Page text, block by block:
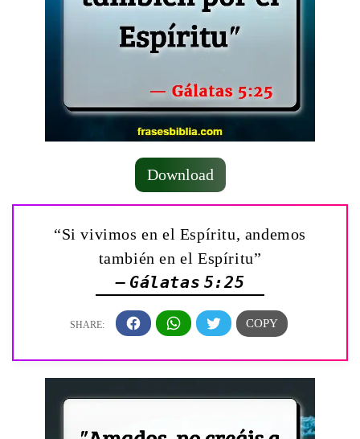
Download
“Si vivimos en el Espíritu, andemos
también en el Espíritu”
— Gálatas 5:25